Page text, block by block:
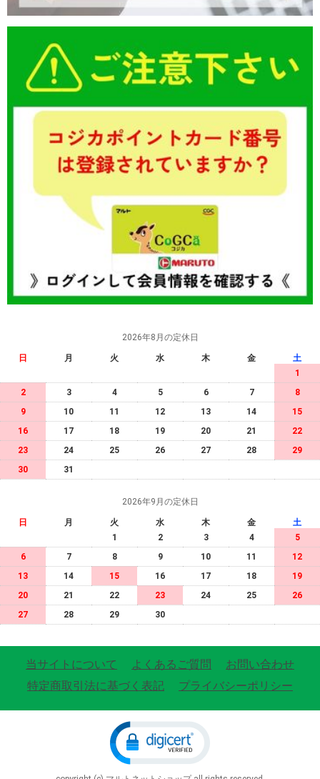
2026年8月の定休日
日 月 火 水 木 金
土
1
2
3 4 5 6 7
8
9
10 11 12 13 14
15
16
17 18 19 20 21
22
23
24 25 26 27 28
29
30
31
2026年9月の定休日
日 月 火 水 木 金
土
1
2 3 4
5
6
7 8 9 10 11
12
13
14 15 16 17 18
19
20
21 22 23 24 25
26
27
28 29 30
当サイトについて よくあるご質問
お問い合わせ
特定商取引法に基づく表記
プライバシーポリシー